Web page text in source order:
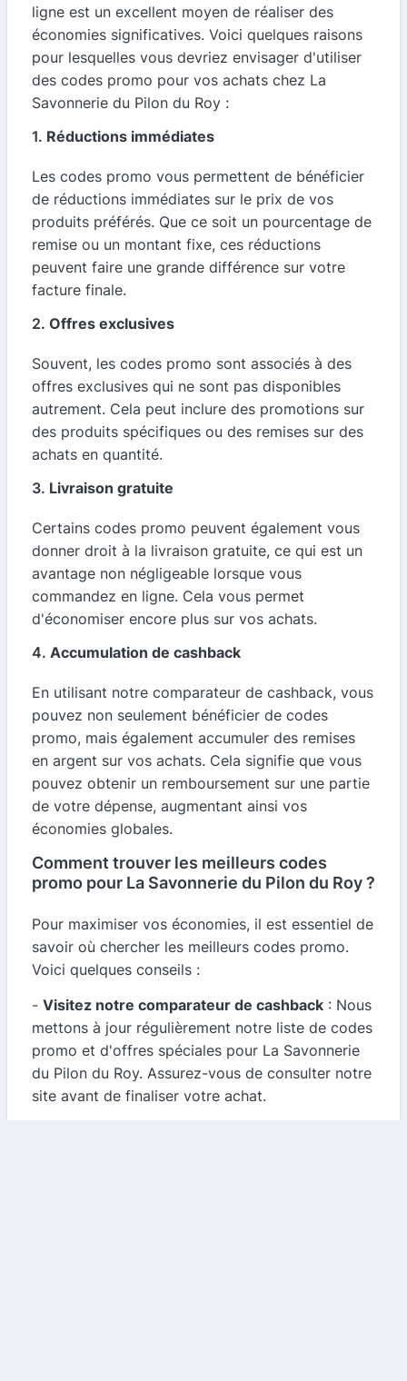
ligne est un excellent moyen de réaliser des
économies significatives. Voici quelques raisons
pour lesquelles vous devriez envisager d'utiliser
des codes promo pour vos achats chez La
Savonnerie du Pilon du Roy :
1. Réductions immédiates
Les codes promo vous permettent de bénéficier
de réductions immédiates sur le prix de vos
produits préférés. Que ce soit un pourcentage de
remise ou un montant fixe, ces réductions
peuvent faire une grande différence sur votre
facture finale.
2. Offres exclusives
Souvent, les codes promo sont associés à des
offres exclusives qui ne sont pas disponibles
autrement. Cela peut inclure des promotions sur
des produits spécifiques ou des remises sur des
achats en quantité.
3. Livraison gratuite
Certains codes promo peuvent également vous
donner droit à la livraison gratuite, ce qui est un
avantage non négligeable lorsque vous
commandez en ligne. Cela vous permet
d'économiser encore plus sur vos achats.
4. Accumulation de cashback
En utilisant notre comparateur de cashback, vous
pouvez non seulement bénéficier de codes
promo, mais également accumuler des remises
en argent sur vos achats. Cela signifie que vous
pouvez obtenir un remboursement sur une partie
de votre dépense, augmentant ainsi vos
économies globales.
Comment trouver les meilleurs codes
promo pour La Savonnerie du Pilon du Roy ?
Pour maximiser vos économies, il est essentiel de
savoir où chercher les meilleurs codes promo.
Voici quelques conseils :
- Visitez notre comparateur de cashback : Nous
mettons à jour régulièrement notre liste de codes
promo et d'offres spéciales pour La Savonnerie
du Pilon du Roy. Assurez-vous de consulter notre
site avant de finaliser votre achat.